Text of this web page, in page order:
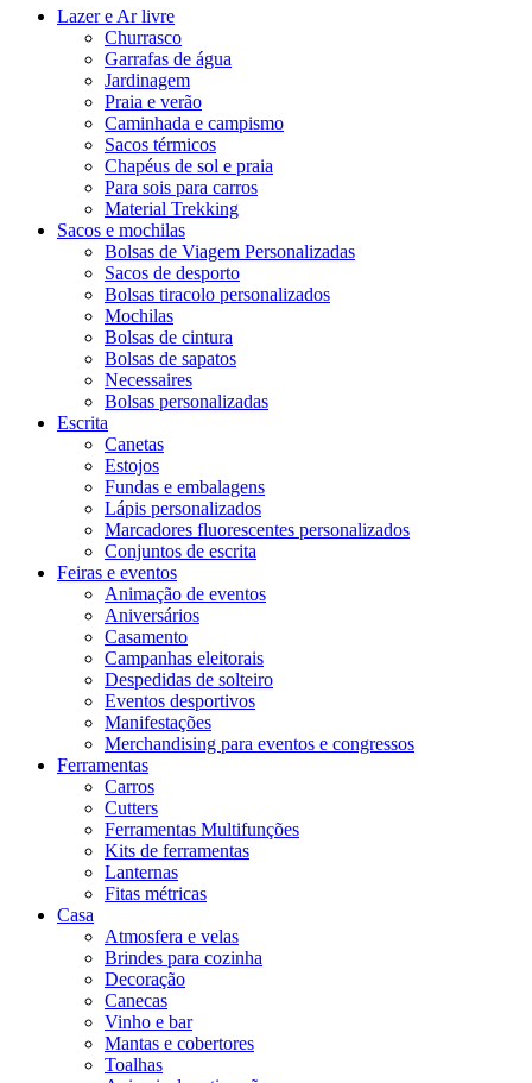
Lazer e Ar livre
Churrasco
Garrafas de água
Jardinagem
Praia e verão
Caminhada e campismo
Sacos térmicos
Chapéus de sol e praia
Para sois para carros
Material Trekking
Sacos e mochilas
Bolsas de Viagem Personalizadas
Sacos de desporto
Bolsas tiracolo personalizados
Mochilas
Bolsas de cintura
Bolsas de sapatos
Necessaires
Bolsas personalizadas
Escrita
Canetas
Estojos
Fundas e embalagens
Lápis personalizados
Marcadores fluorescentes personalizados
Conjuntos de escrita
Feiras e eventos
Animação de eventos
Aniversários
Casamento
Campanhas eleitorais
Despedidas de solteiro
Eventos desportivos
Manifestações
Merchandising para eventos e congressos
Ferramentas
Carros
Cutters
Ferramentas Multifunções
Kits de ferramentas
Lanternas
Fitas métricas
Casa
Atmosfera e velas
Brindes para cozinha
Decoração
Canecas
Vinho e bar
Mantas e cobertores
Toalhas